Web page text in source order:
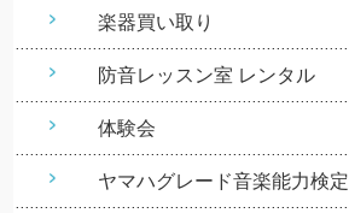
楽器買い取り
防音レッスン室 レンタル
体験会
ヤマハグレード音楽能力検定